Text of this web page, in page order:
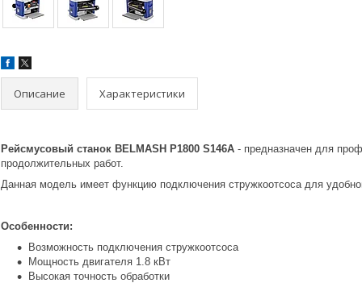
Описание Характеристики
Рейсмусовый станок BELMASH P1800 S146A - предназначен для
продолжительных работ.
Данная модель имеет функцию подключения стружкоотсоса для
Особенности:
Возможность подключения стружкоотсоса
Мощность двигателя 1.8 кВт
Высокая точность обработки